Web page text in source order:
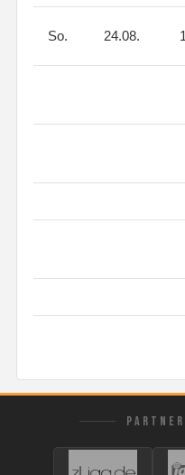
So. 24.08.